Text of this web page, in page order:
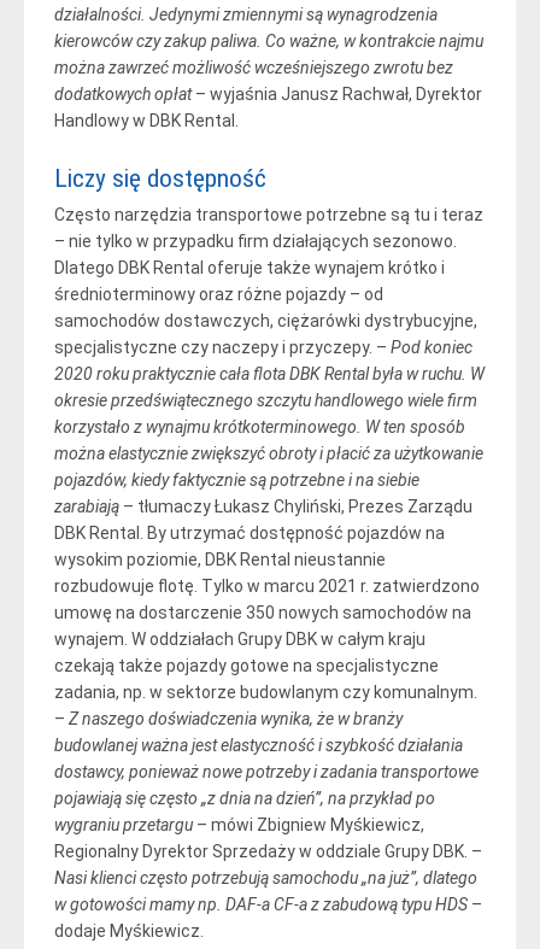
działalności. Jedynymi zmiennymi są wynagrodzenia
kierowców czy zakup paliwa. Co ważne, w kontrakcie najmu
można zawrzeć możliwość wcześniejszego zwrotu bez
dodatkowych opłat– wyjaśnia Janusz Rachwał, Dyrektor
Handlowy w DBK Rental.
Liczy się dostępność
Często narzędzia transportowe potrzebne są tu i teraz
– nie tylko w przypadku firm działających sezonowo.
Dlatego DBK Rental oferuje także wynajem krótko i
średnioterminowy oraz różne pojazdy – od
samochodów dostawczych, ciężarówki dystrybucyjne,
specjalistyczne czy naczepy i przyczepy. – Pod koniec
2020 roku praktycznie cała flota DBK Rental była w ruchu. W
okresie przedświątecznego szczytu handlowego wiele firm
korzystało z wynajmu krótkoterminowego. W ten sposób
można elastycznie zwiększyć obroty i płacić za użytkowanie
pojazdów, kiedy faktycznie są potrzebne i na siebie
zarabiają – tłumaczy Łukasz Chyliński, Prezes Zarządu
DBK Rental. By utrzymać dostępność pojazdów na
wysokim poziomie, DBK Rental nieustannie
rozbudowuje flotę. Tylko w marcu 2021 r. zatwierdzono
umowę na dostarczenie 350 nowych samochodów na
wynajem. W oddziałach Grupy DBK w całym kraju
czekają także pojazdy gotowe na specjalistyczne
zadania, np. w sektorze budowlanym czy komunalnym.
– Z naszego doświadczenia wynika, że w branży
budowlanej ważna jest elastyczność i szybkość działania
dostawcy, ponieważ nowe potrzeby i zadania transportowe
pojawiają się często „z dnia na dzień”, na przykład po
wygraniu przetargu – mówi Zbigniew Myśkiewicz,
Regionalny Dyrektor Sprzedaży w oddziale Grupy DBK. –
Nasi klienci często potrzebują samochodu „na już”, dlatego
w gotowości mamy np. DAF-a CF-a z zabudową typu HDS –
dodaje Myśkiewicz.